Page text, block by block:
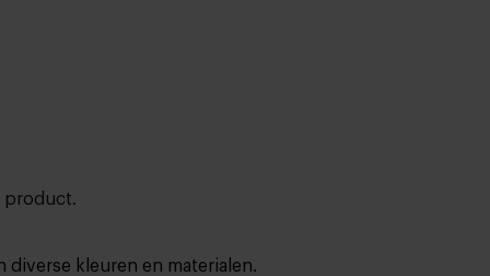
product.
diverse kleuren en materialen.